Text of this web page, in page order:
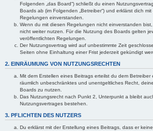
Folgenden „das Board“) schließt du einen
Boards ab (im Folgenden „Betreiber“) und erklärst dich
Regelungen einverstanden.
Wenn du mit diesen Regelungen nicht einverstanden
nicht weiter nutzen. Für die Nutzung des Boards gelten
veröffentlichten Regelungen.
Der Nutzungsvertrag wird auf unbestimmte Zeit
Seiten ohne Einhaltung einer Frist jederzeit gekündigt
2. EINRÄUMUNG VON NUTZUNGSRECHTEN
Mit dem Erstellen eines Beitrags erteilst du dem Betreiber
räumlich unbeschränktes und unentgeltliches Recht,
Boards zu nutzen.
Das Nutzungsrecht nach Punkt 2, Unterpunkt a bleibt
Nutzungsvertrages bestehen.
3. PFLICHTEN DES NUTZERS
Du erklärst mit der Erstellung eines Beitrags, dass er